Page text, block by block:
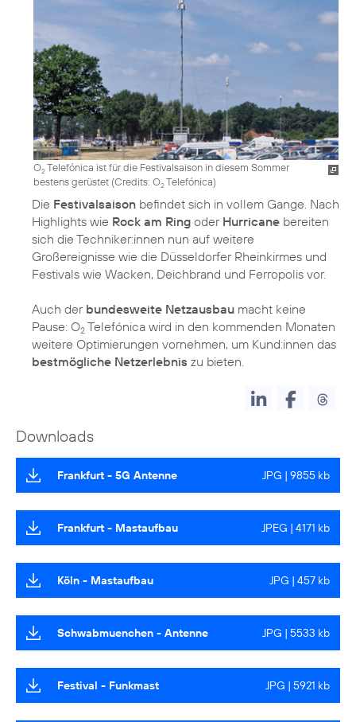
O2Telefónica ist für die Festivalsaison in diesem Sommer
bestens gerüstet (Credits: O2Telefónica)
Die Festivalsaison befindet sich in vollem Gange. Nach
Highlights wie Rock am Ring oder Hurricane bereiten
sich die Techniker:innen nun auf weitere
Großereignisse wie die Düsseldorfer Rheinkirmes und
Festivals wie Wacken, Deichbrand und Ferropolis vor.
Auch der bundesweite Netzausbau macht keine
Pause: O2 Telefónica wird in den kommenden Monaten
weitere Optimierungen vornehmen, um Kund:innen das
bestmögliche Netzerlebnis zu bieten.
Downloads
Frankfurt - 5G Antenne JPG | 9855 kb
Frankfurt - Mastaufbau JPEG | 4171 kb
Köln - Mastaufbau JPG | 457 kb
Schwabmuenchen - Antenne JPG | 5533 kb
Festival - Funkmast JPG | 5921 kb